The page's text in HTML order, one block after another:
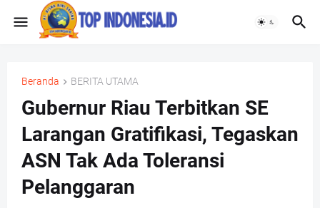
Beranda BERITA UTAMA
Gubernur Riau Terbitkan SE
Larangan Gratifikasi, Tegaskan
ASN Tak Ada Toleransi
Pelanggaran